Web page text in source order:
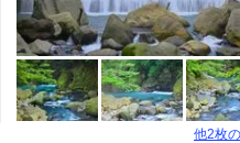
他2枚